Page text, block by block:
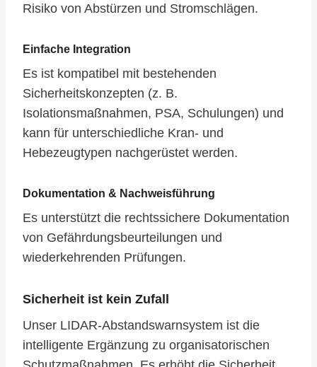
Risiko von Abstürzen und Stromschlägen.
Einfache Integration
Es ist kompatibel mit bestehenden
Sicherheitskonzepten (z. B.
Isolationsmaßnahmen, PSA, Schulungen) und
kann für unterschiedliche Kran- und
Hebezeugtypen nachgerüstet werden.
Dokumentation & Nachweisführung
Es unterstützt die rechtssichere Dokumentation
von Gefährdungsbeurteilungen und
wiederkehrenden Prüfungen.
Sicherheit ist kein Zufall
Unser LIDAR-Abstandswarnsystem ist die
intelligente Ergänzung zu organisatorischen